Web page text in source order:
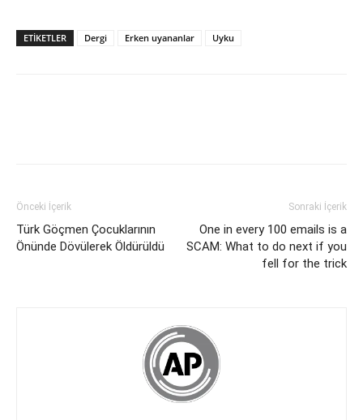
ETİKETLER Dergi Erken uyananlar Uyku
Önceki İçerik
Türk Göçmen Çocuklarının
Önünde Dövülerek Öldürüldü
Sonraki İçerik
One in every 100 emails is a
SCAM: What to do next if you
fell for the trick